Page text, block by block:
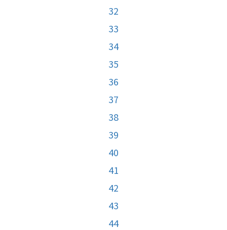
32
33
34
35
36
37
38
39
40
41
42
43
44